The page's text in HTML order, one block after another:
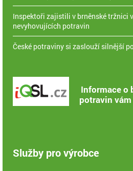
Inspektoři zajistili v brněnské tržnici
nevyhovujících potravin
České potraviny si zaslouží silnější
Informace o
potravin
Služby pro výrobce